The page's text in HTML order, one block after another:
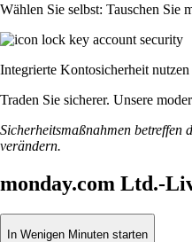
Wählen Sie selbst: Tauschen Sie
Integrierte Kontosicherheit nutzen
Traden Sie sicherer. Unsere
Sicherheitsmaßnahmen
verändern.
monday.com Ltd.-
In Wenigen Minuten starten